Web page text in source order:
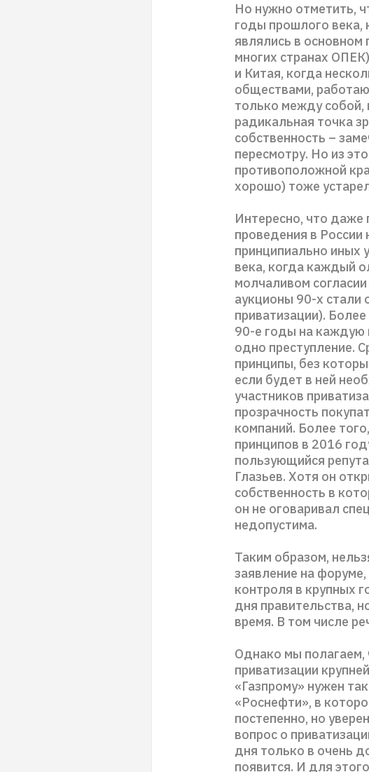
Но нужно отметить,
годы прошлого века,
являлись в основном
многих странах
и Китая, когда
обществами,
только между собой,
радикальная точка
собственность –
пересмотру. Но из
противоположной
хорошо) тоже
Интересно, что даже
проведения в России
принципиально иных
века, когда каждый
молчаливом
аукционы 90-х стали
приватизации).
90-е годы на каждую
одно преступление.
принципы, без
если будет в ней
участников
прозрачность
компаний. Более
принципов в 2016
пользующийся
Глазьев. Хотя он
собственность в
он не оговаривал
недопустима.
Таким образом,
заявление на
контроля в крупных
дня правительства,
время. В том числе
Однако мы полагаем,
приватизации
«Газпрому» нужен
«Роснефти», в
постепенно, но
вопрос о
дня только в очень
появится. И для